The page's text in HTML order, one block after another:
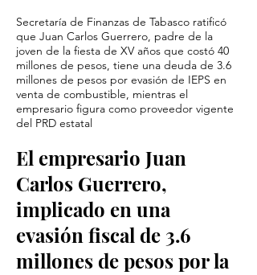
Secretaría de Finanzas de Tabasco ratificó
que Juan Carlos Guerrero, padre de la
joven de la fiesta de XV años que costó 40
millones de pesos, tiene una deuda de 3.6
millones de pesos por evasión de IEPS en
venta de combustible, mientras el
empresario figura como proveedor vigente
del PRD estatal
El empresario Juan
Carlos Guerrero,
implicado en una
evasión fiscal de 3.6
millones de pesos por la